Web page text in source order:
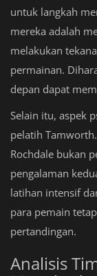
untuk langkah
mereka adalah
melakukan
permainan.
depan dapat
Selain itu, aspek
pelatih
Rochdale bukan
pengalaman
latihan intensif
para pemain
pertandingan.
Analisis